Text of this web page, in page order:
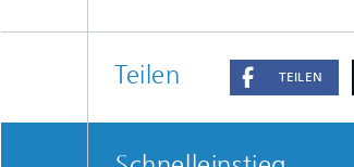
Teilen TEILEN